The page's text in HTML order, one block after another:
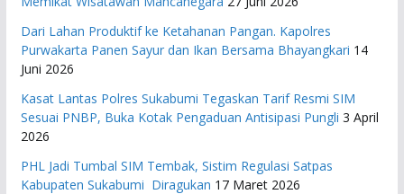
Dari Lahan Produktif ke Ketahanan Pangan. Kapolres
Purwakarta Panen Sayur dan Ikan Bersama Bhayangkari 14
Juni 2026
Kasat Lantas Polres Sukabumi Tegaskan Tarif Resmi SIM
Sesuai PNBP, Buka Kotak Pengaduan Antisipasi Pungli 3 April
2026
PHL Jadi Tumbal SIM Tembak, Sistim Regulasi Satpas
Kabupaten Sukabumi Diragukan 17 Maret 2026